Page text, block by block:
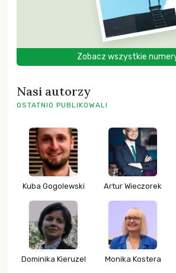
Zobacz wszystkie
Nasi autorzy
OSTATNIO PUBLIKOWALI
Kuba Gogolewski Artur Wieczorek
Dominika Kieruzel Monika Kostera